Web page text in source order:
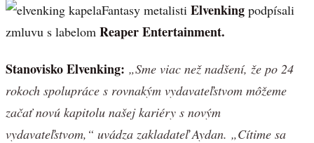
Fantasy metalisti Elvenking podpísali
zmluvu s labelom Reaper Entertainment.
Stanovisko Elvenking: „Sme viac než nadšení, že po 24
rokoch spolupráce s rovnakým vydavateľstvom môžeme
začať novú kapitolu našej kariéry s novým
vydavateľstvom,“ uvádza zakladateľ Aydan. „Cítime sa